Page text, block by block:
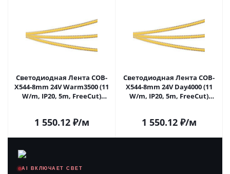
Светодиодная Лента COB-
X544-8mm 24V Warm3500 (11
W/m, IP20, 5m, FreeСut)
1 550.12₽/м
Светодиодная Лента COB-
X544-8mm 24V Day4000 (11
W/m, IP20, 5m, FreeСut)
1 550.12₽/м
AI ВКЛЮЧАЕТ СВЕТ